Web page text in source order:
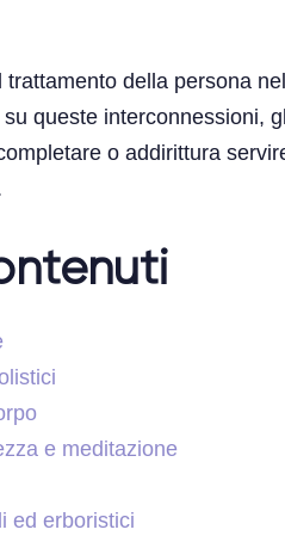
trattamento della persona
queste interconnessioni,
o addirittura
e meditazione
ed erboristici